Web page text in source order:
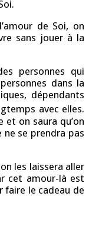
de Soi, on
sans jouer à la
personnes qui
dans la
dépendants
avec elles.
et on saura qu’on
se prendra pas
les laissera aller
cet amour-là est
faire le cadeau de